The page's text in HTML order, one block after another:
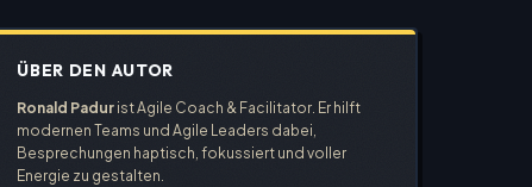
ÜBER DEN AUTOR
Ronald Padur ist Agile Coach & Facilitator. Er hilft
modernen Teams und Agile Leaders dabei,
Besprechungen haptisch, fokussiert und voller
Energie zu gestalten.